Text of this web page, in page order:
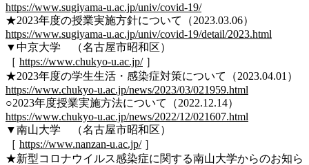
https://www.sugiyama-u.ac.jp/univ/covid-19/
★2023年度の授業実施方針について（2023.03.06）
https://www.sugiyama-u.ac.jp/univ/covid-19/detail/2023.html
▼中京大学 （名古屋市昭和区）
［ https://www.chukyo-u.ac.jp/］
★2023年度の学生生活・感染症対策について（2023.04.01）
https://www.chukyo-u.ac.jp/news/2023/03/021959.html
○2023年度授業実施方法について（2022.12.14）
https://www.chukyo-u.ac.jp/news/2022/12/021607.html
▼南山大学 （名古屋市昭和区）
［ https://www.nanzan-u.ac.jp/］
★新型コロナウイルス感染症に関する南山大学からのお知ら